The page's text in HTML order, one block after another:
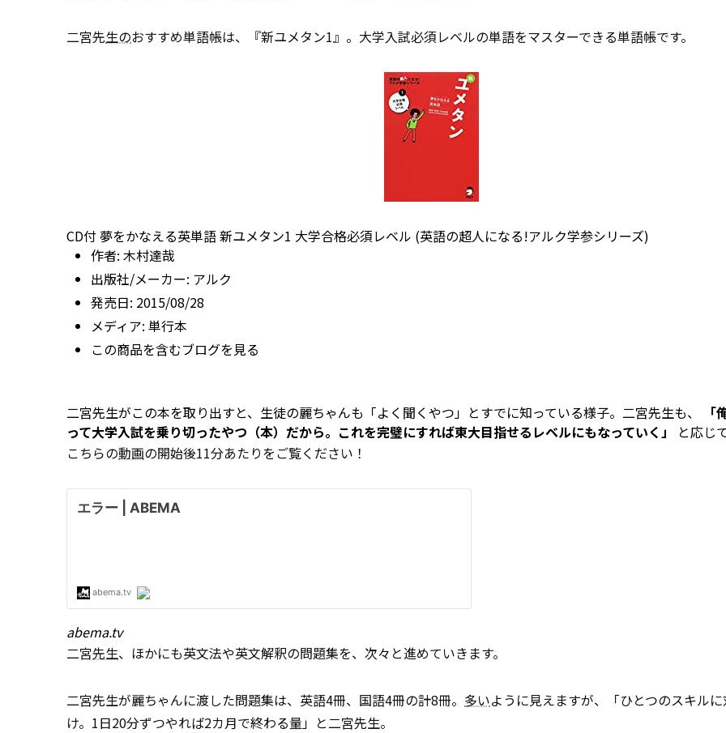
二宮先生のおすすめ単語帳は、『新ユメタン1』。大学入試必須レベルの単語をマスターできる単語帳です。
CD付 夢をかなえる英単語 新ユメタン1 大学合格必須レベル (英語の超人になる!アルク学参シリーズ)
作者: 木村達哉
出版社/メーカー: アルク
発売日: 2015/08/28
メディア: 単行本
この商品を含むブログを見る
二宮先生がこの本を取り出すと、生徒の麗ちゃんも「よく聞くやつ」とすでに知っている様子。二宮先生も、
って大学入試を乗り切ったやつ（本）だから。これを完璧にすれば東大目指せるレベルにもなっていく」
と応じ
こちらの動画の開始後11分あたりをご覧ください！
abema.tv
二宮先生、ほかにも英文法や英文解釈の問題集を、次々と進めていきます。
二宮先生が麗ちゃんに渡した問題集は、英語4冊、国語4冊の計8冊。 多いように見えますが、「ひとつのスキル
け。1日20分ずつやれば2カ月で終わる量」と二宮先生。